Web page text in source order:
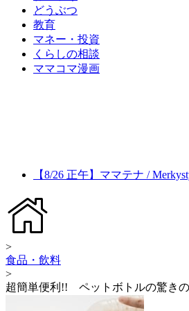
どうぶつ
教育
マネー・投資
くらしの相談
ママコマ漫画
【8/26 正午】ママテナ /
>
食品・飲料
>
超簡単便利!! ペットボトルの驚き